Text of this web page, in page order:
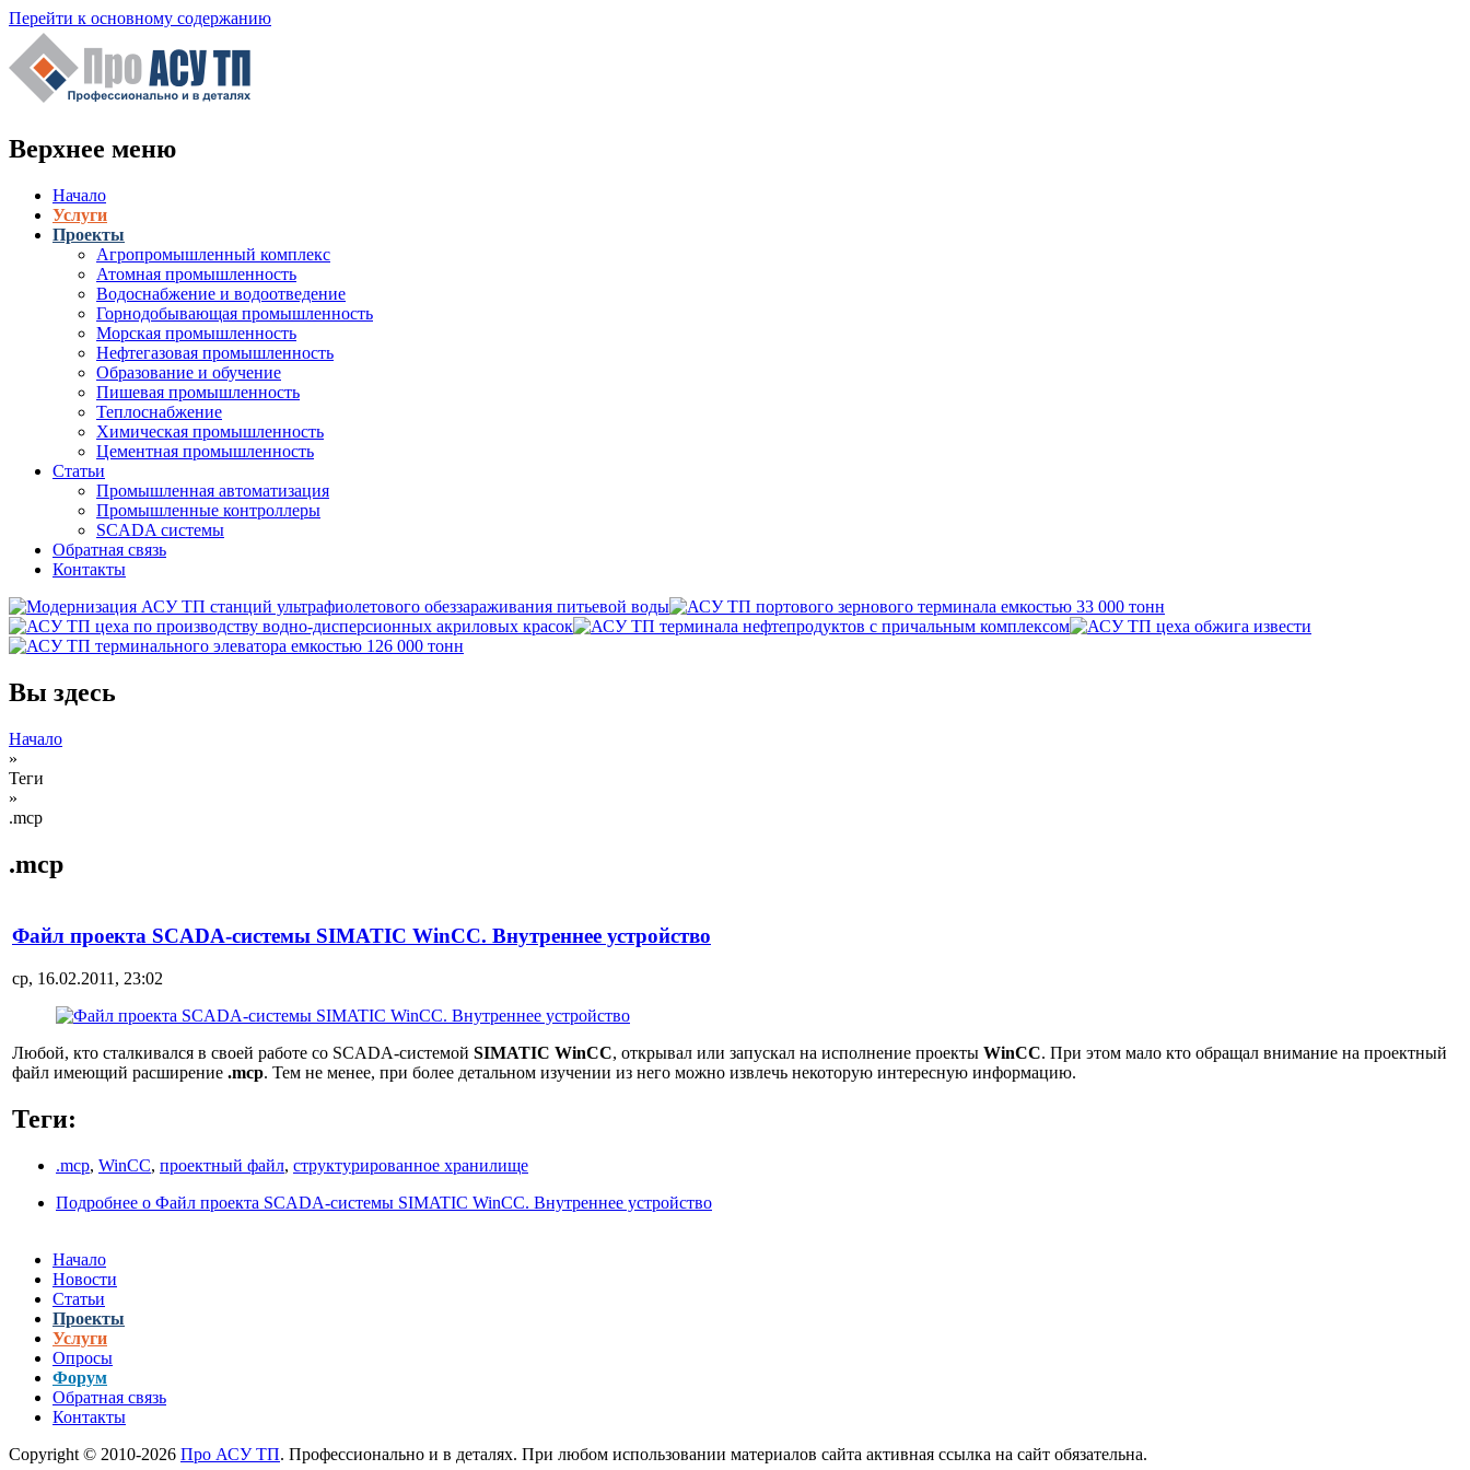
Перейти к основному содержанию
Верхнее меню
Начало
Услуги
Проекты
Агропромышленный комплекс
Атомная промышленность
Водоснабжение и водоотведение
Горнодобывающая промышленность
Морская промышленность
Нефтегазовая промышленность
Образование и обучение
Пишевая промышленность
Теплоснабжение
Химическая промышленность
Цементная промышленность
Статьи
Промышленная автоматизация
Промышленные контроллеры
SCADA системы
Обратная связь
Контакты
Вы здесь
Начало
»
Теги
»
.mcp
.mcp
Файл проекта SCADA-системы SIMATIC WinCC. Внутреннее устройство
ср, 16.02.2011, 23:02
Любой, кто сталкивался в своей работе со SCADA-системой SIMATIC WinCC, открывал или запускал на исполнение проекты WinCC. При этом мало кто обращал внимание на проектный
файл имеющий расширение .mcp. Тем не менее, при более детальном изучении из него можно извлечь некоторую интересную информацию.
Теги:
.mcp, WinCC, проектный файл, структурированное хранилище
Подробнее о Файл проекта SCADA-системы SIMATIC WinCC. Внутреннее устройство
Начало
Новости
Статьи
Проекты
Услуги
Опросы
Форум
Обратная связь
Контакты
Copyright © 2010-2026 Про АСУ ТП. Профессионально и в деталях. При любом использовании материалов сайта активная ссылка на сайт обязательна.